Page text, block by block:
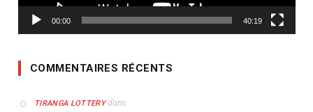
00:00 40:19
COMMENTAIRES RÉCENTS
TIRANGA LOTTERYdans